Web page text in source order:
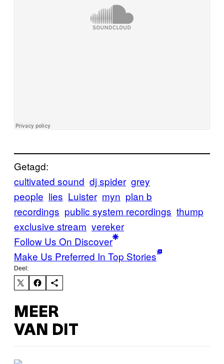
Getagd:
cultivated sound dj spider grey
people lies Luister myn plan b
recordings public system recordings thump
exclusive stream vereker
Follow Us On Discover
Make Us Preferred In Top Stories
Deel:
MEER
VAN DIT